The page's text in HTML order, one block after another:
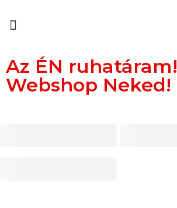
Az ÉN ruhatáram!
Webshop Neked!